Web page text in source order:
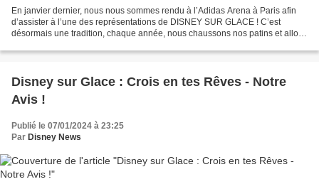
En janvier dernier, nous nous sommes rendu à l’Adidas Arena à Paris afin
d’assister à l’une des représentations de DISNEY SUR GLACE ! C’est
désormais une tradition, chaque année, nous chaussons nos patins et allons
Disney sur Glace : Crois en tes Rêves - Notre
Avis !
Publié le 07/01/2024 à 23:25
Par Disney News